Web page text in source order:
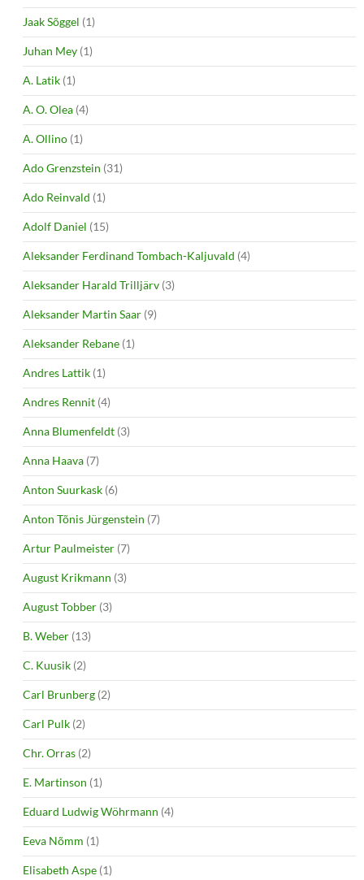
Jaak Sõggel (1)
Juhan Mey (1)
A. Latik (1)
A. O. Olea (4)
A. Ollino (1)
Ado Grenzstein (31)
Ado Reinvald (1)
Adolf Daniel (15)
Aleksander Ferdinand Tombach-Kaljuvald (4)
Aleksander Harald Trilljärv (3)
Aleksander Martin Saar (9)
Aleksander Rebane (1)
Andres Lattik (1)
Andres Rennit (4)
Anna Blumenfeldt (3)
Anna Haava (7)
Anton Suurkask (6)
Anton Tõnis Jürgenstein (7)
Artur Paulmeister (7)
August Krikmann (3)
August Tobber (3)
B. Weber (13)
C. Kuusik (2)
Carl Brunberg (2)
Carl Pulk (2)
Chr. Orras (2)
E. Martinson (1)
Eduard Ludwig Wöhrmann (4)
Eeva Nõmm (1)
Elisabeth Aspe (1)